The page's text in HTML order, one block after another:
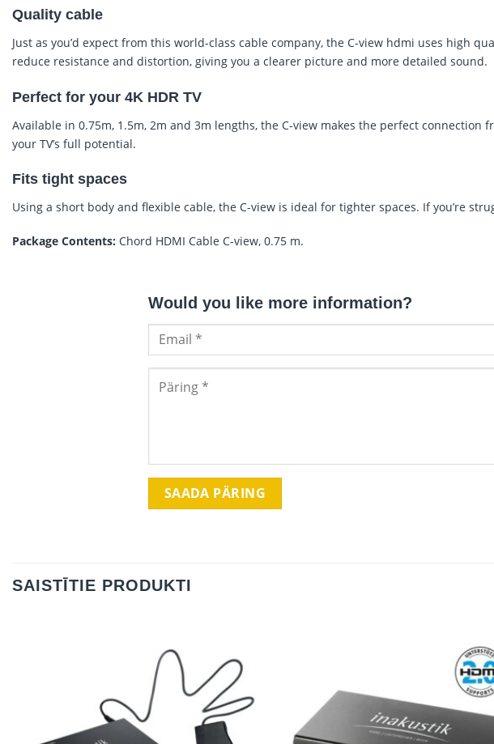
Quality cable
Just as you’d expect from this world-class cable company, the C-view hdmi uses
reduce resistance and distortion, giving you a clearer picture and more detailed sound.
Perfect for your 4K HDR TV
Available in 0.75m, 1.5m, 2m and 3m lengths, the C-view makes the perfect connection
your TV’s full potential.
Fits tight spaces
Using a short body and flexible cable, the C-view is ideal for tighter spaces. If you’re
Package Contents: Chord HDMI Cable C-view, 0.75 m.
Would you like more information?
SAISTĪTIE PRODUKTI